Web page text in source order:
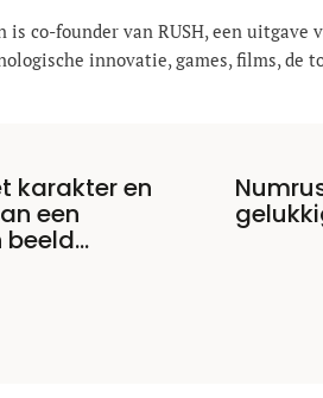
is co-founder van RUSH, een uitgave
innovatie, games, films, de
karakter en
een
beeld